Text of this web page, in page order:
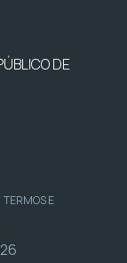
DE
TERMOS E